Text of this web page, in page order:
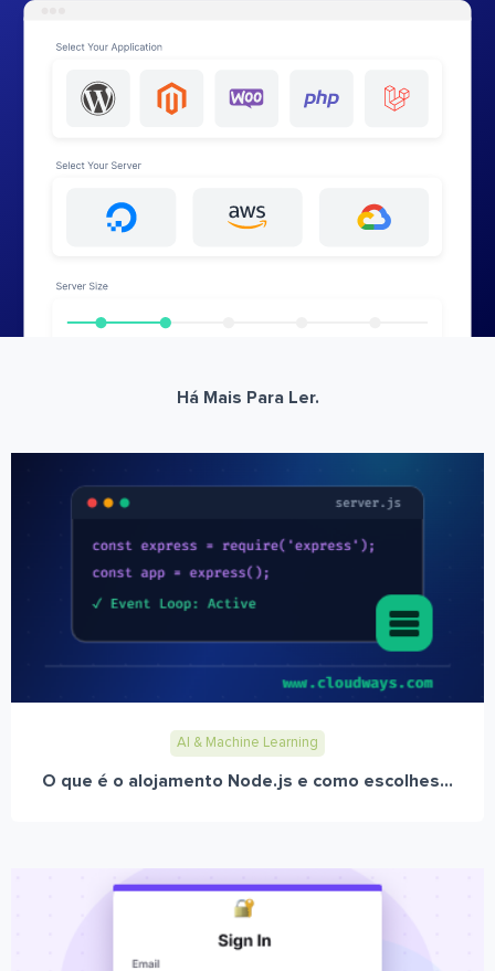
Há Mais Para Ler.
AI & Machine Learning
O que é o alojamento Node.js e como escolhes...